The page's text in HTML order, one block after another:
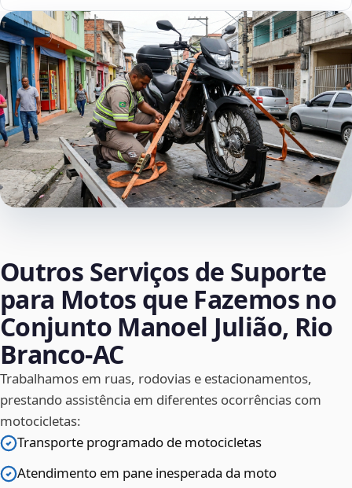
Outros Serviços de Suporte
para Motos que Fazemos no
Conjunto Manoel Julião, Rio
Branco‑AC
Trabalhamos em ruas, rodovias e estacionamentos,
prestando assistência em diferentes ocorrências com
motocicletas:
Transporte programado de motocicletas
Atendimento em pane inesperada da moto